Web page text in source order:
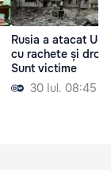
Rusia a atacat
cu rachete și
Sunt victime
30 Iul. 08:45